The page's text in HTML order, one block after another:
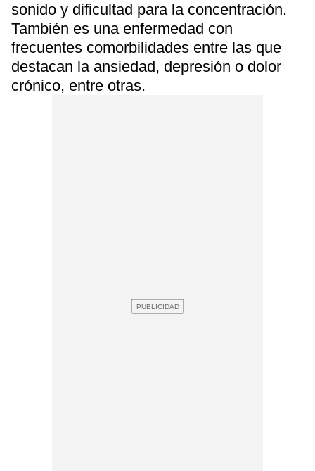
sonido y dificultad para la concentración.
También es una enfermedad con
frecuentes comorbilidades entre las que
destacan la ansiedad, depresión o dolor
crónico, entre otras.